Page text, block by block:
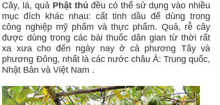
Cây, lá, quả Phật thủ đều có thể sử dụng vào nhiều
mục đích khác nhau: cất tinh dầu để dùng trong
công nghiệp mỹ phẩm và thực phẩm. Quả, rễ cây
được dùng trong các bài thuốc dân gian từ thời rất
xa xưa cho đến ngày nay ở cả phương Tây và
phương Đông, nhất là các nước châu Á: Trung quốc,
Nhật Bản và Việt Nam .